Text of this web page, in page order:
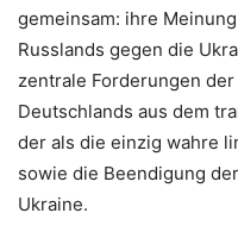
gemeinsam: ihre
Russlands gegen die
zentrale Forderungen
Deutschlands aus dem
der als die einzig wahre
sowie die Beendigung
Ukraine.